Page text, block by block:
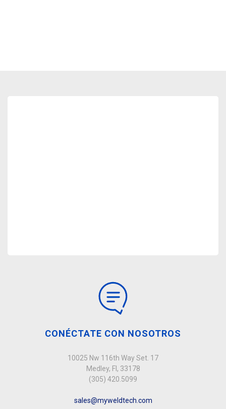
CONÉCTATE CON NOSOTROS
10025 Nw 116th Way Set. 17
Medley, Fl, 33178
(305) 420.5099
sales@myweldtech.com